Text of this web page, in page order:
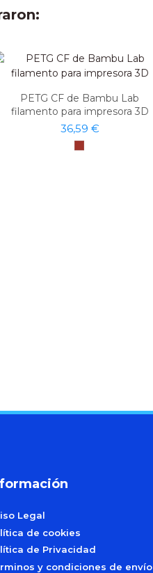
PETG CF de Bambu Lab
filamento para impresora 3D
36,59 €
Legal
de cookies
de Privacidad
y condiciones de envío